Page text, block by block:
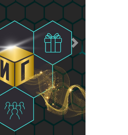
Следующий